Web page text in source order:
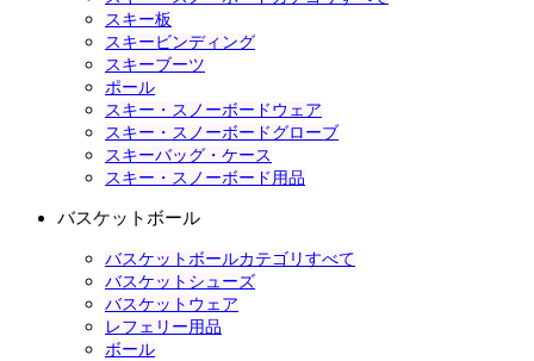
スキー板
スキービンディング
スキーブーツ
ポール
スキー・スノーボードウェア
スキー・スノーボードグローブ
スキーバッグ・ケース
スキー・スノーボード用品
バスケットボール
バスケットボールカテゴリすべて
バスケットシューズ
バスケットウェア
レフェリー用品
ボール